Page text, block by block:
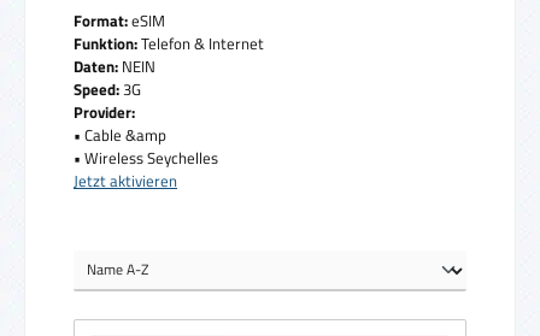
Format:eSIM
Funktion:Telefon & Internet
Daten: NEIN
Speed:3G
Provider:
• Cable &amp
• Wireless Seychelles
Jetzt aktivieren